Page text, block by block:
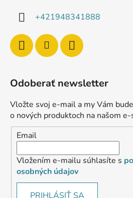
+421948341888
Odoberať newsletter
Vložte svoj e-mail a my Vám
o nových produktoch na našom e-
Email
Vložením e-mailu súhlasíte s
osobných údajov
PRIHLÁSIŤ SA